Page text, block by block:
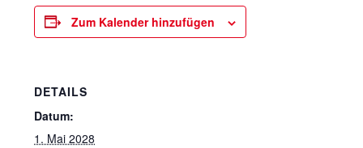
Zum Kalender hinzufügen
DETAILS
Datum:
1. Mai 2028